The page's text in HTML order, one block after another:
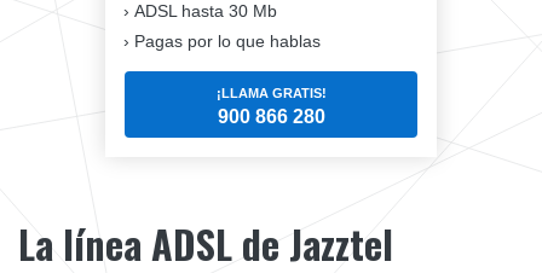
ADSL hasta 30 Mb
Pagas por lo que hablas
¡LLAMA GRATIS!
900 866 280
La línea ADSL de Jazztel